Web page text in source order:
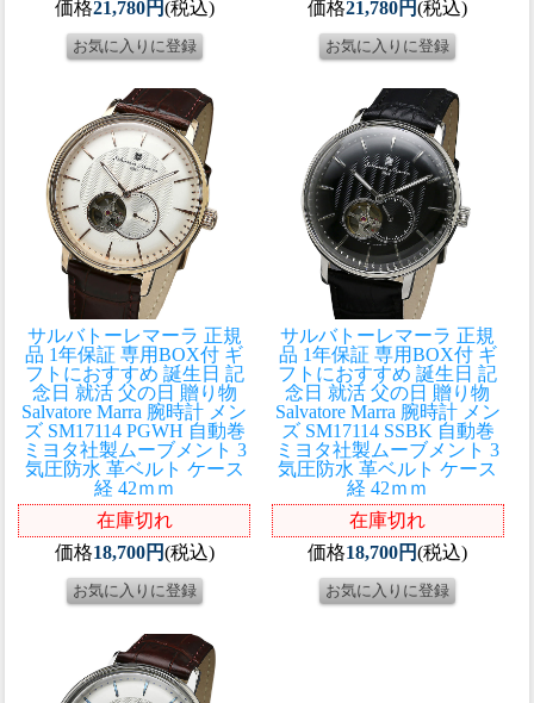
価格21,780円(税込)
価格21,780円(税込)
サルバトーレマーラ 正規
品 1年保証 専用BOX付 ギ
フトにおすすめ 誕生日 記
念日 就活 父の日 贈り物
Salvatore Marra 腕時計 メン
ズ SM17114 PGWH 自動巻
ミヨタ社製ムーブメント 3
気圧防水 革ベルト ケース
経 42ｍｍ
在庫切れ
価格18,700円(税込)
サルバトーレマーラ 正規
品 1年保証 専用BOX付 ギ
フトにおすすめ 誕生日 記
念日 就活 父の日 贈り物
Salvatore Marra 腕時計 メン
ズ SM17114 SSBK 自動巻
ミヨタ社製ムーブメント 3
気圧防水 革ベルト ケース
経 42ｍｍ
在庫切れ
価格18,700円(税込)